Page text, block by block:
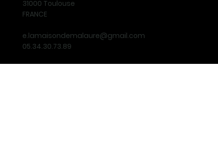
31000 Toulouse
FRANCE
e.lamaisondemalaure@gmail.com
05.34.30.73.89